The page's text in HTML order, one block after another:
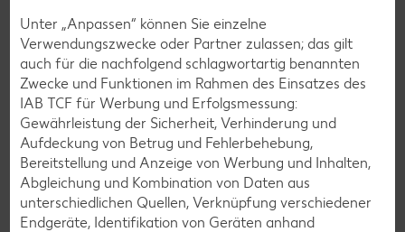
Glutenfreie Rezepte
Wer auf Gluten verzichtet, muss nicht automatisch auf
Vielfalt und Geschmack verzichten. Ob süß oder herzhaft –
mit unseren glutenfreien Rezepten zauberst du dir Gerichte,
die nicht nur verträglich, sondern auch richtig lecker sind.
Rezepte entdecken
Unter „Anpassen“ können Sie einzelne
Verwendungszwecke oder Partner zulassen; das gilt
auch für die nachfolgend schlagwortartig benannten
Zwecke und Funktionen im Rahmen des Einsatzes des
IAB TCF für Werbung und Erfolgsmessung:
Gewährleistung der Sicherheit, Verhinderung und
Aufdeckung von Betrug und Fehlerbehebung,
Bereitstellung und Anzeige von Werbung und Inhalten,
Abgleichung und Kombination von Daten aus
unterschiedlichen Quellen, Verknüpfung verschiedener
Endgeräte, Identifikation von Geräten anhand